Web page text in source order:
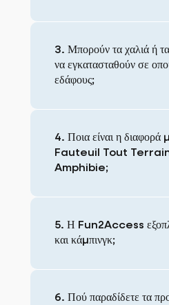
3. Μπορούν τα χαλιά ή
να εγκατασταθούν σε
εδάφους;
4. Ποια είναι η διαφορά
Fauteuil Tout
Amphibie;
5. Η Fun2Access
και κάμπινγκ;
6. Πού παραδίδετε τα